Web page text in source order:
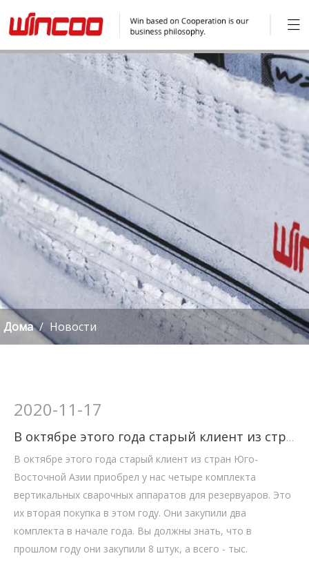
Дома / Новости
2020-11-17
В октябре этого года старый клиент из стран Юго-Восточной Азии приобрел у нас четыре комплекта вертикальных сварочных аппаратов для резервуаров.
В октябре этого года старый клиент из стран Юго-
Восточной Азии приобрел у нас четыре комплекта
вертикальных сварочных аппаратов для резервуаров. Это
их вторая покупка в этом году. Они закупили два
комплекта в начале года. Вы должны знать, что в
прошлом году они закупили 8 штук, а всего - тыс.